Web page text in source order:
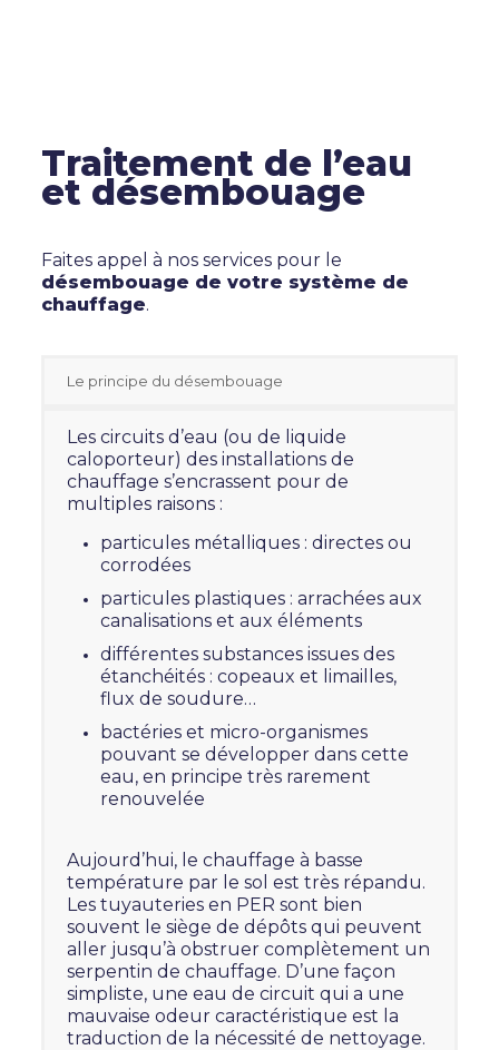
Traitement de l’eau
et désembouage
Faites appel à nos services pour le
désembouage de votre système de
chauffage.
Le principe du désembouage
Les circuits d’eau (ou de liquide
caloporteur) des installations de
chauffage s’encrassent pour de
multiples raisons :
particules métalliques : directes ou
corrodées
particules plastiques : arrachées aux
canalisations et aux éléments
différentes substances issues des
étanchéités : copeaux et limailles,
flux de soudure…
bactéries et micro-organismes
pouvant se développer dans cette
eau, en principe très rarement
renouvelée
Aujourd’hui, le chauffage à basse
température par le sol est très répandu.
Les tuyauteries en PER sont bien
souvent le siège de dépôts qui peuvent
aller jusqu’à obstruer complètement un
serpentin de chauffage. D’une façon
simpliste, une eau de circuit qui a une
mauvaise odeur caractéristique est la
traduction de la nécessité de nettoyage.